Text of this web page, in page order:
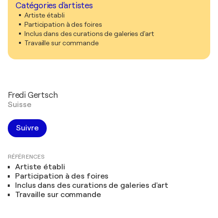
Catégories d'artistes
Artiste établi
Participation à des foires
Inclus dans des curations de galeries d'art
Travaille sur commande
Fredi Gertsch
Suisse
Suivre
RÉFÉRENCES
Artiste établi
Participation à des foires
Inclus dans des curations de galeries d'art
Travaille sur commande